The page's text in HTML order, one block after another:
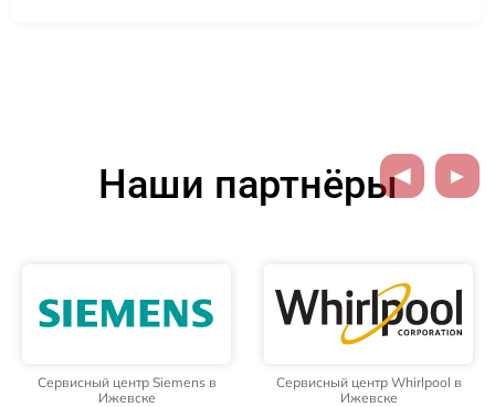
Наши партнёры
Сервисный центр Siemens в
Ижевске
Сервисный центр Whirlpool в
Ижевске